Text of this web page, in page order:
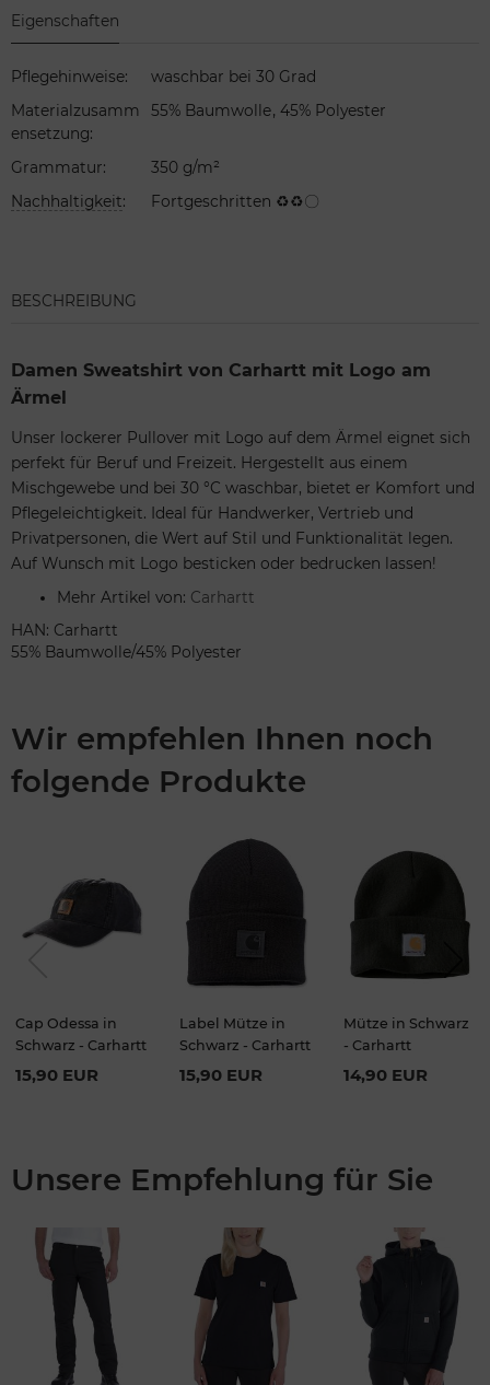
Eigenschaften
Pflegehinweise:
waschbar bei 30 Grad
Materialzusamm
ensetzung:
55% Baumwolle, 45% Polyester
Grammatur:
350 g/m²
Nachhaltigkeit: Fortgeschritten ♻♻〇
BESCHREIBUNG
Damen Sweatshirt von Carhartt mit Logo am
Ärmel
Unser lockerer Pullover mit Logo auf dem Ärmel eignet sich
perfekt für Beruf und Freizeit. Hergestellt aus einem
Mischgewebe und bei 30 °C waschbar, bietet er Komfort und
Pflegeleichtigkeit. Ideal für Handwerker, Vertrieb und
Privatpersonen, die Wert auf Stil und Funktionalität legen.
Auf Wunsch mit Logo besticken oder bedrucken lassen!
Mehr Artikel von: Carhartt
HAN: Carhartt
55% Baumwolle/45% Polyester
Wir empfehlen Ihnen noch
folgende Produkte
Cap Odessa in
Schwarz - Carhartt
15,90 EUR
Label Mütze in
Schwarz - Carhartt
15,90 EUR
Mütze in Schwarz
- Carhartt
14,90 EUR
Unsere Empfehlung für Sie